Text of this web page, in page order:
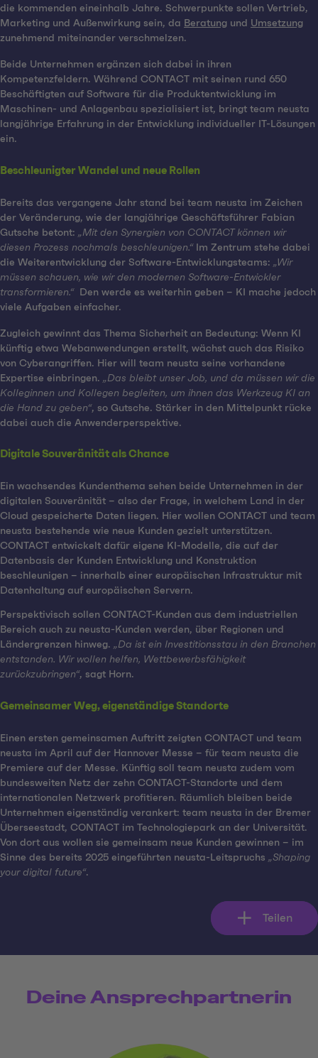
die kommenden eineinhalb Jahre. Schwerpunkte sollen Vertrieb,
Marketing und Außenwirkung sein, da Beratung und Umsetzung
zunehmend miteinander verschmelzen.
Beide Unternehmen ergänzen sich dabei in ihren
Kompetenzfeldern. Während CONTACT mit seinen rund 650
Beschäftigten auf Software für die Produktentwicklung im
Maschinen- und Anlagenbau spezialisiert ist, bringt team neusta
langjährige Erfahrung in der Entwicklung individueller IT-Lösungen
ein.
Beschleunigter Wandel und neue Rollen
Bereits das vergangene Jahr stand bei team neusta im Zeichen
der Veränderung, wie der langjährige Geschäftsführer Fabian
Gutsche betont: „Mit den Synergien von CONTACT können wir
diesen Prozess nochmals beschleunigen.“ Im Zentrum stehe dabei
die Weiterentwicklung der Software-Entwicklungsteams: „Wir
müssen schauen, wie wir den modernen Software-Entwickler
transformieren.“Den werde es weiterhin geben – KI mache jedoch
viele Aufgaben einfacher.
Zugleich gewinnt das Thema Sicherheit an Bedeutung: Wenn KI
künftig etwa Webanwendungen erstellt, wächst auch das Risiko
von Cyberangriffen. Hier will team neusta seine vorhandene
Expertise einbringen. „Das bleibt unser Job, und da müssen wir die
Kolleginnen und Kollegen begleiten, um ihnen das Werkzeug KI an
die Hand zu geben“, so Gutsche. Stärker in den Mittelpunkt rücke
dabei auch die Anwenderperspektive.
Digitale Souveränität als Chance
Ein wachsendes Kundenthema sehen beide Unternehmen in der
digitalen Souveränität – also der Frage, in welchem Land in der
Cloud gespeicherte Daten liegen. Hier wollen CONTACT und team
neusta bestehende wie neue Kunden gezielt unterstützen.
CONTACT entwickelt dafür eigene KI-Modelle, die auf der
Datenbasis der Kunden Entwicklung und Konstruktion
beschleunigen – innerhalb einer europäischen Infrastruktur mit
Datenhaltung auf europäischen Servern.
Perspektivisch sollen CONTACT-Kunden aus dem industriellen
Bereich auch zu neusta-Kunden werden, über Regionen und
Ländergrenzen hinweg. „Da ist ein Investitionsstau in den Branchen
entstanden. Wir wollen helfen, Wettbewerbsfähigkeit
zurückzubringen“, sagt Horn.
Gemeinsamer Weg, eigenständige Standorte
Einen ersten gemeinsamen Auftritt zeigten CONTACT und team
neusta im April auf der Hannover Messe – für team neusta die
Premiere auf der Messe. Künftig soll team neusta zudem vom
bundesweiten Netz der zehn CONTACT-Standorte und dem
internationalen Netzwerk profitieren. Räumlich bleiben beide
Unternehmen eigenständig verankert: team neusta in der Bremer
Überseestadt, CONTACT im Technologiepark an der Universität.
Von dort aus wollen sie gemeinsam neue Kunden gewinnen – im
Sinne des bereits 2025 eingeführten neusta-Leitspruchs „Shaping
your digital future“.
Teilen
Deine Ansprechpartnerin